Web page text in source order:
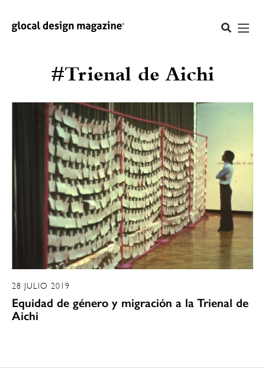
#Trienal de Aichi
28 JULIO 2019
Equidad de género y migración a la Trienal de
Aichi